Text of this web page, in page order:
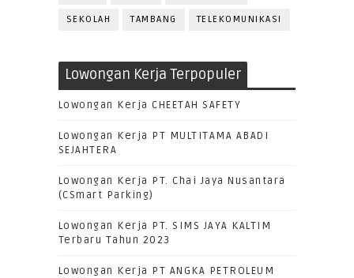
SEKOLAH TAMBANG TELEKOMUNIKASI
Lowongan Kerja Terpopuler
Lowongan Kerja CHEETAH SAFETY
Lowongan Kerja PT MULTITAMA ABADI
SEJAHTERA
Lowongan Kerja PT. Chai Jaya Nusantara
(CSmart Parking)
Lowongan Kerja PT. SIMS JAYA KALTIM
Terbaru Tahun 2023
Lowongan Kerja PT ANGKA PETROLEUM